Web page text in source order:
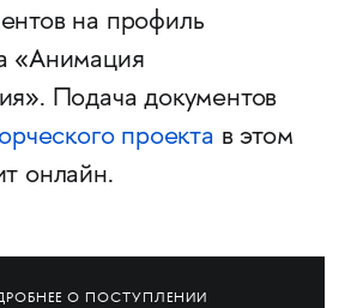
на профиль
«Анимация
Подача документов
проекта в этом
онлайн.
О ПОСТУПЛЕНИИ